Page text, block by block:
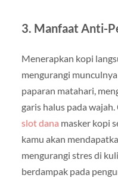
3. Manfaat Anti-
Menerapkan kopi
mengurangi
paparan matahari,
garis halus pada
slot dana masker kopi
kamu akan
mengurangi stres di
berdampak pada